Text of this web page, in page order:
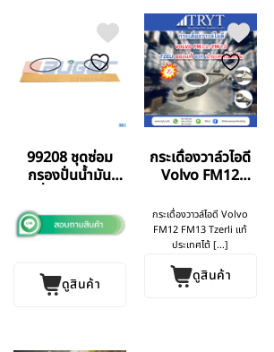
99208 ชุดซ่อม
กรองปั่นน้ำมัน
DS9/113/124
AUGER
ดูสินค้า
กระเดื่องวาล์วไอดี
Volvo FM12
กระเดื่องวาวล์ไอดี Volvo
FM12 FM13 Tzerli แท้
ประเทศไต้ [...]
ดูสินค้า